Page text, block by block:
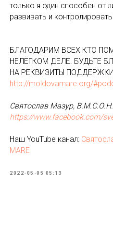
только я один способен от
развивать и
БЛАГОДАРИМ ВСЕХ КТО
НЕЛЁГКОМ ДЕЛЕ. БУДЬТЕ
НА РЕКВИЗИТЫ
http://moldovamare.org/
Святослав Мазур,
https://www.facebook.com/
Наш YouTube канал:
MARE
2022-05-05 05:13